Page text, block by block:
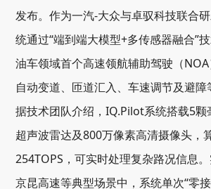
发布。作为一汽-大众与卓驭科技联合
统通过“端到端大模型+多传感器融合”
油车领域首个高速领航辅助驾驶（
自动变道、匝道汇入、车速调节及避障
据技术团队介绍，IQ.Pilot系统搭载5颗
超声波雷达及800万像素高清摄像头，
254TOPS，可实时处理复杂路况信息
京昆高速等典型场景中，系统单次“零